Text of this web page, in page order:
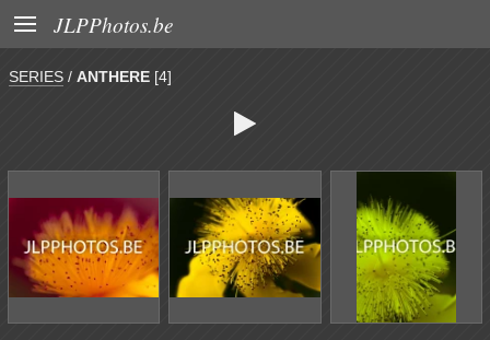
 JLPPhotos.be
SERIES / ANTHERE [4]
